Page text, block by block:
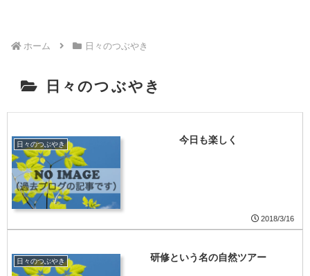
ホーム 日々のつぶやき
日々のつぶやき
日々のつぶやき 今日も楽しく
2018/3/16
日々のつぶやき 研修という名の自然ツアー